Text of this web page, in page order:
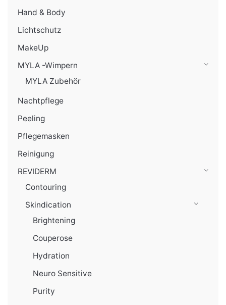
Hand & Body
Lichtschutz
MakeUp
MYLA -Wimpern
MYLA Zubehör
Nachtpflege
Peeling
Pflegemasken
Reinigung
REVIDERM
Contouring
Skindication
Brightening
Couperose
Hydration
Neuro Sensitive
Purity